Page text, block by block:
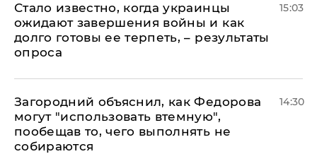
Стало известно, когда украинцы
ожидают завершения войны и как
долго готовы ее терпеть, – результаты
опроса
15:03
Загородний объяснил, как Федорова
могут "использовать втемную",
пообещав то, чего выполнять не
собираются
14:30